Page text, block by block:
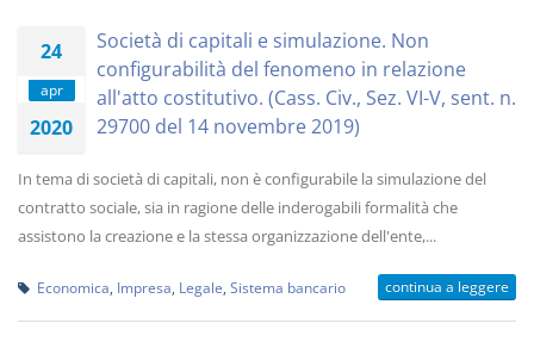
24
apr
2020
Società di capitali e simulazione. Non
configurabilità del fenomeno in relazione
all'atto costitutivo. (Cass. Civ., Sez. VI-V, sent. n.
29700 del 14 novembre 2019)
In tema di società di capitali, non è configurabile la simulazione del
contratto sociale, sia in ragione delle inderogabili formalità che
assistono la creazione e la stessa organizzazione dell'ente,...
Economica Impresa Legale Sistema bancario continua a leggere